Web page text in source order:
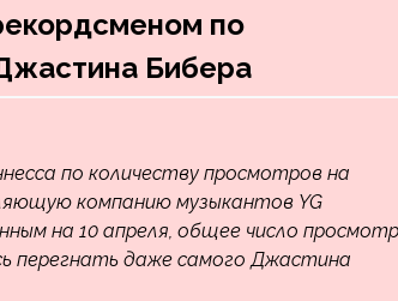
по
Бибера
по количеству просмотров на
компанию музыкантов YG
на 10 апреля, общее число
перегнать даже самого Джастина